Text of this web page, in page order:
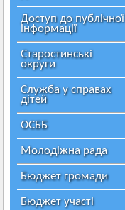
Доступ до публічної
інформації
Старостинські
округи
Служба у справах
дітей
ОСББ
Молодіжна рада
Бюджет громади
Бюджет участі